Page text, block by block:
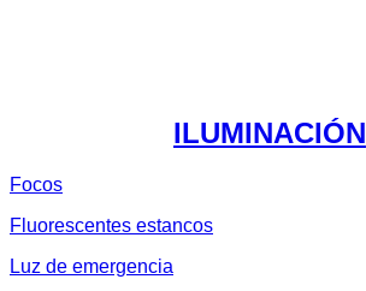
ILUMINACIÓN
Focos
Fluorescentes estancos
Luz de emergencia